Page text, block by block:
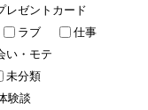
レゼントカード
ラブ
仕事
い・モテ
未分類
験談